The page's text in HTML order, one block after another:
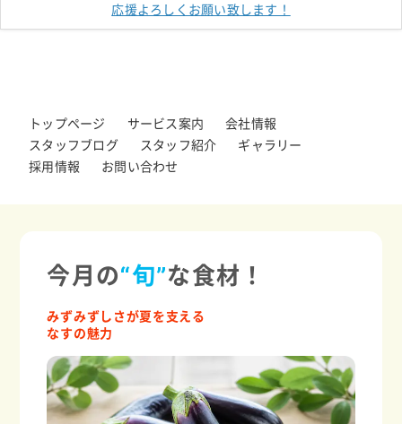
応援よろしくお願い致します！
トップページ サービス案内
会社情報
スタッフブログ
スタッフ紹介
ギャラリー
採用情報
お問い合わせ
今月の“旬”な食材！
みずみずしさが夏を支える
なすの魅力